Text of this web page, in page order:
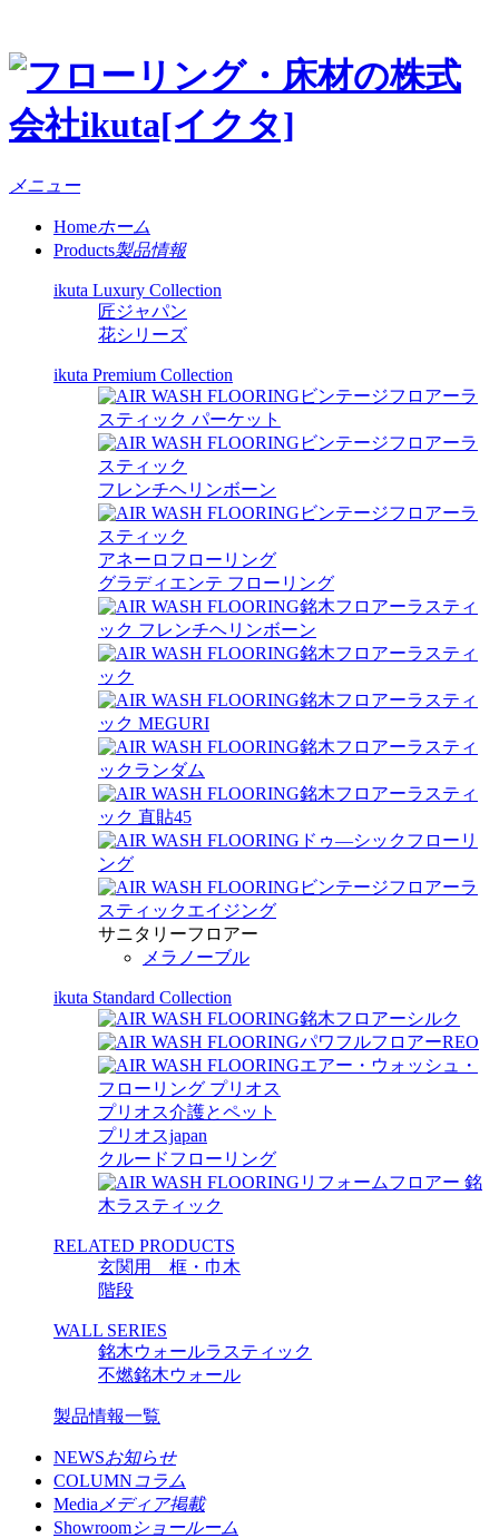
メニュー
Homeホーム
Products製品情報
ikuta Luxury Collection
匠ジャパン
花シリーズ
ikuta Premium Collection
ビンテージフロアーラ
スティック パーケット
ビンテージフロアーラ
スティック
フレンチヘリンボーン
ビンテージフロアーラ
スティック
アネーロフローリング
グラディエンテ フローリング
銘木フロアーラスティ
ック フレンチヘリンボーン
銘木フロアーラスティ
ック
銘木フロアーラスティ
ック MEGURI
銘木フロアーラスティ
ックランダム
銘木フロアーラスティ
ック 直貼45
ドゥ―シックフローリ
ング
ビンテージフロアーラ
スティックエイジング
サニタリーフロアー
メラノーブル
ikuta Standard Collection
銘木フロアーシルク
パワフルフロアーREO
エアー・ウォッシュ・
フローリング プリオス
プリオス介護とペット
プリオスjapan
クルードフローリング
リフォームフロアー 銘
木ラスティック
RELATED PRODUCTS
玄関用 框・巾木
階段
WALL SERIES
銘木ウォールラスティック
不燃銘木ウォール
製品情報一覧
NEWSお知らせ
COLUMNコラム
Media メディア掲載
Showroomショールーム